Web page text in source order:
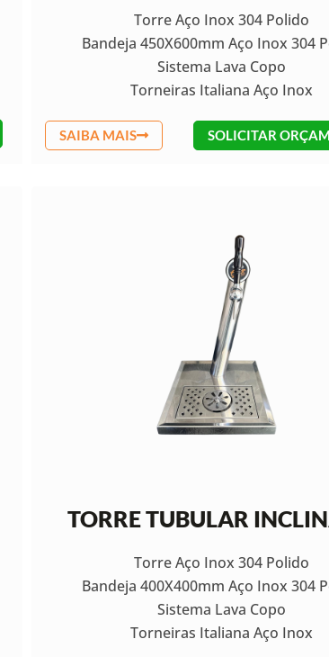
Torre Aço Inox 304 Polido
Bandeja 450X600mm Aço Inox 304
Sistema Lava Copo
Torneiras Italiana Aço Inox
SAIBA MAIS SOLICITAR
TORRE TUBULAR
Torre Aço Inox 304 Polido
Bandeja 400X400mm Aço Inox 304
Sistema Lava Copo
Torneiras Italiana Aço Inox